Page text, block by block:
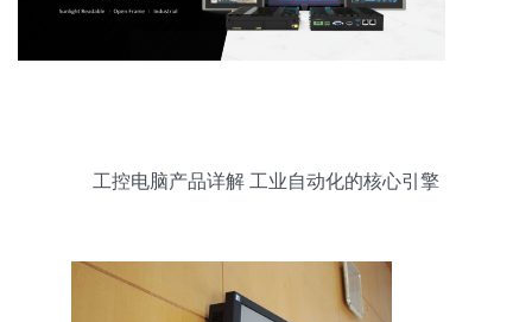
工控电脑产品详解 工业自动化的核心引擎